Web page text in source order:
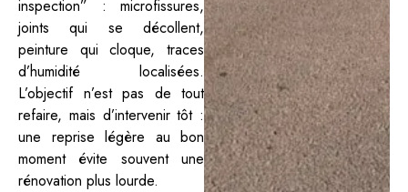
inspection” : microfissures,
joints qui se décollent,
peinture qui cloque, traces
d’humidité localisées.
L’objectif n’est pas de tout
refaire, mais d’intervenir tôt :
une reprise légère au bon
moment évite souvent une
rénovation plus lourde.